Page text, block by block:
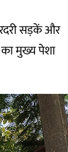
सड़कें और
मुख्य पेशा